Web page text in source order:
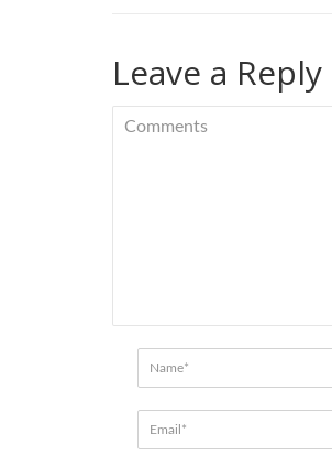
Leave a Reply